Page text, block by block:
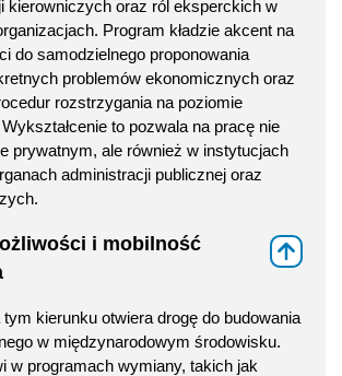
kierowniczych oraz ról eksperckich w
Program kładzie akcent na
do samodzielnego proponowania
problemów ekonomicznych oraz
rozstrzygania na poziomie
to pozwala na pracę nie
prywatnym, ale również w instytucjach
administracji publicznej oraz
i mobilność
tym kierunku otwiera drogę do budowania
w międzynarodowym środowisku.
w programach wymiany, takich jak